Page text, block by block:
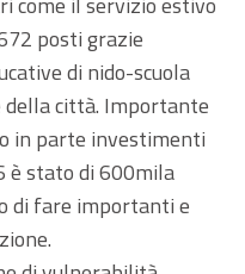
posti grazie
di nido-scuola
città. Importante
in parte investimenti
è stato di 600mila
di fare importanti e